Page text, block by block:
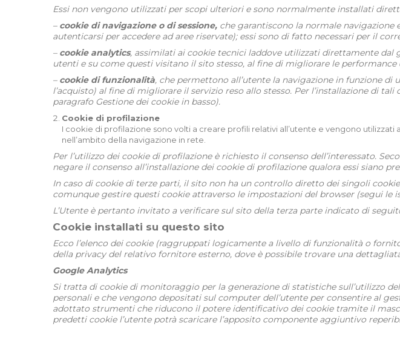
Essi non vengono utilizzati per scopi ulteriori e sono normalmente installati
– cookie di navigazione o di sessione, che garantiscono la normale navigazione
autenticarsi per accedere ad aree riservate); essi sono di fatto necessari per il
– cookie analytics, assimilati ai cookie tecnici laddove utilizzati direttamente
utenti e su come questi visitano il sito stesso, al fine di migliorare le performance
– cookie di funzionalità, che permettono all’utente la navigazione in funzione
l’acquisto) al fine di migliorare il servizio reso allo stesso. Per l’installazione di
paragrafo Gestione dei cookie in basso).
Cookie di profilazione
I cookie di profilazione sono volti a creare profili relativi all’utente e vengono
nell’ambito della navigazione in rete.
Per l’utilizzo dei cookie di profilazione è richiesto il consenso dell’interessato.
negare il consenso all’installazione dei cookie di profilazione qualora essi siano
In caso di cookie di terze parti, il sito non ha un controllo diretto dei singoli
comunque gestire questi cookie attraverso le impostazioni del browser (segui le
L’Utente è pertanto invitato a verificare sul sito della terza parte indicato di
Cookie installati su questo sito
Ecco l’elenco dei cookie (raggruppati logicamente a livello di funzionalità o
della privacy del relativo fornitore esterno, dove è possibile trovare una
Google Analytics
Si tratta di cookie di monitoraggio per la generazione di statistiche sull’utilizzo
personali e che vengono depositati sul computer dell’utente per consentire al
adottato strumenti che riducono il potere identificativo dei cookie tramite il
predetti cookie l’utente potrà scaricare l’apposito componente aggiuntivo